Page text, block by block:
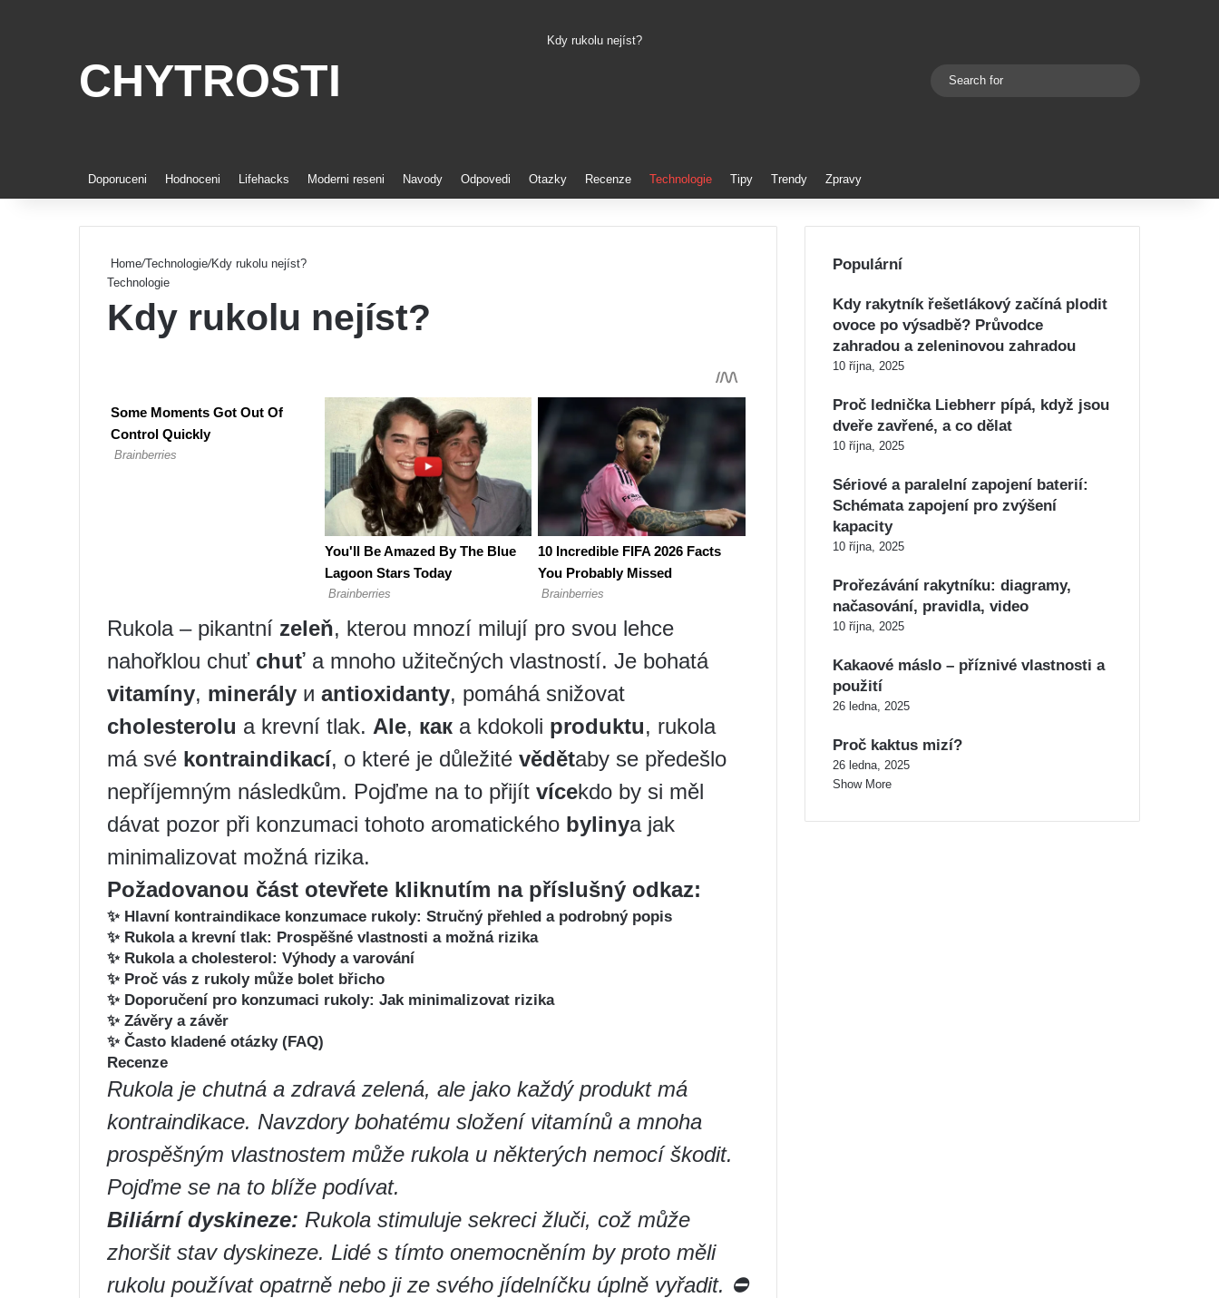
CHYTROSTI
Kdy rukolu nejíst?
Switch skin
Doporuceni Hodnoceni Lifehacks Moderni reseni Navody Odpovedi Otazky Recenze Technologie Tipy Trendy Zpravy
Home/Technologie/Kdy rukolu nejíst?
Technologie
Kdy rukolu nejíst?
Rukola – pikantní zeleň, kterou mnozí milují pro svou lehce
nahořklou chuť chuť a mnoho užitečných vlastností. Je bohatá
vitamíny, minerály и antioxidanty, pomáhá snižovat
cholesterolu a krevní tlak. Ale, как a kdokoli produktu, rukola
má své kontraindikací, o které je důležité vědětaby se předešlo
nepříjemným následkům. Pojďme na to přijít vícekdo by si měl
dávat pozor při konzumaci tohoto aromatického bylinya jak
minimalizovat možná rizika.
Požadovanou část otevřete kliknutím na příslušný odkaz:
✨ Hlavní kontraindikace konzumace rukoly: Stručný přehled a podrobný popis
✨ Rukola a krevní tlak: Prospěšné vlastnosti a možná rizika
✨ Rukola a cholesterol: Výhody a varování
✨ Proč vás z rukoly může bolet břicho
✨ Doporučení pro konzumaci rukoly: Jak minimalizovat rizika
✨ Závěry a závěr
✨ Často kladené otázky (FAQ)
Recenze
Rukola je chutná a zdravá zelená, ale jako každý produkt má
kontraindikace. Navzdory bohatému složení vitamínů a mnoha
prospěšným vlastnostem může rukola u některých nemocí škodit.
Pojďme se na to blíže podívat.
Biliární dyskineze: Rukola stimuluje sekreci žluči, což může
zhoršit stav dyskineze. Lidé s tímto onemocněním by proto měli
rukolu používat opatrně nebo ji ze svého jídelníčku úplně vyřadit. ⛔️
Populární
Kdy rakytník řešetlákový začíná plodit
ovoce po výsadbě? Průvodce
zahradou a zeleninovou zahradou
10 října, 2025
Proč lednička Liebherr pípá, když jsou
dveře zavřené, a co dělat
10 října, 2025
Sériové a paralelní zapojení baterií:
Schémata zapojení pro zvýšení
kapacity
10 října, 2025
Prořezávání rakytníku: diagramy,
načasování, pravidla, video
10 října, 2025
Kakaové máslo – příznivé vlastnosti a
použití
26 ledna, 2025
Proč kaktus mizí?
26 ledna, 2025
Show More